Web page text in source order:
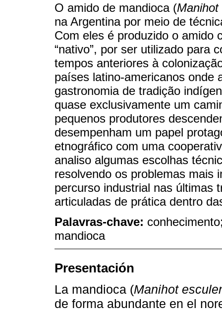
O amido de mandioca (
na Argentina por meio de
Com eles é produzido o amido
“nativo”, por ser utilizado para
tempos anteriores à
países latino-americanos onde
gastronomia de tradição
quase exclusivamente um
pequenos produtores
desempenham um papel
etnográfico com uma
analiso algumas escolhas
resolvendo os problemas mais
percurso industrial nas últimas
articuladas de prática dentro
Palavras-chave:
mandioca
Presentación
La mandioca (Manihot
de forma abundante en el